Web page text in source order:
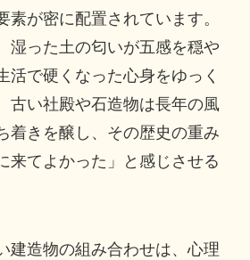
素が密に配置されています。
湿った土の匂いが五感を穏や
活で硬くなった心身をゆっく
古い社殿や石造物は長年の風
着きを醸し、その歴史の重み
来てよかった」と感じさせる
建造物の組み合わせは、心理